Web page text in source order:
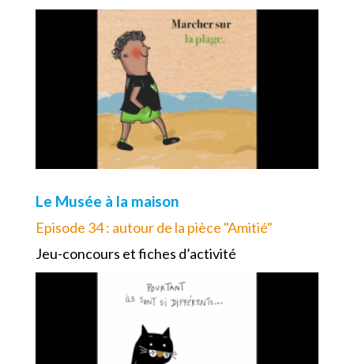
Le Musée à la maison
Episode 34 : autour de la pièce "Amitié"
Jeu-concours et fiches d’activité